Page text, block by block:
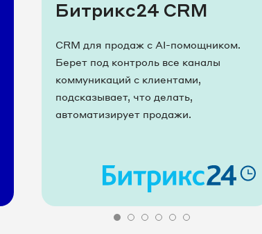
Битрикс24 CRM
CRM для продаж с AI-помощником.
Берет под контроль все каналы
коммуникаций с клиентами,
подсказывает, что делать,
автоматизирует продажи.